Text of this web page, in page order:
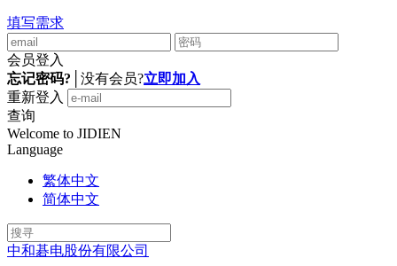
填写需求
会员登入
忘记密码?
没有会员?立即加入
重新登入
查询
Welcome to JIDIEN
Language
繁体中文
简体中文
中和碁电股份有限公司